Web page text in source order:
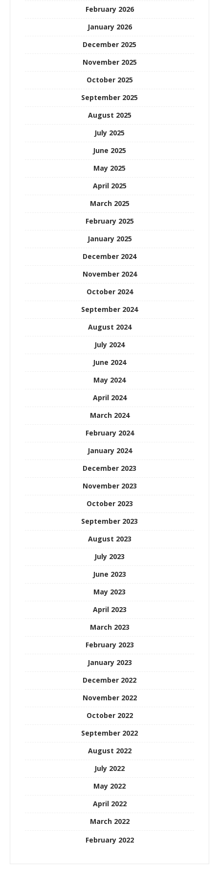
February 2026
January 2026
December 2025
November 2025
October 2025
September 2025
August 2025
July 2025
June 2025
May 2025
April 2025
March 2025
February 2025
January 2025
December 2024
November 2024
October 2024
September 2024
August 2024
July 2024
June 2024
May 2024
April 2024
March 2024
February 2024
January 2024
December 2023
November 2023
October 2023
September 2023
August 2023
July 2023
June 2023
May 2023
April 2023
March 2023
February 2023
January 2023
December 2022
November 2022
October 2022
September 2022
August 2022
July 2022
May 2022
April 2022
March 2022
February 2022